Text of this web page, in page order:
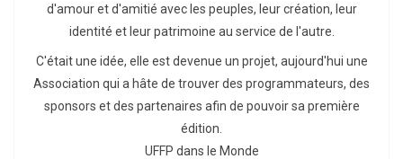
d'amour et d'amitié avec les peuples, leur création, leur
identité et leur patrimoine au service de l'autre.
C'était une idée, elle est devenue un projet, aujourd'hui une
Association qui a hâte de trouver des programmateurs, des
sponsors et des partenaires afin de pouvoir sa première
édition.
UFFP dans le Monde